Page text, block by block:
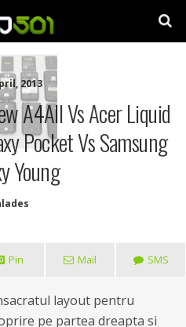
2013
A4All Vs Acer Liquid
Pocket Vs Samsung
Young
Pin Mail SMS
layout pentru
pe partea dreapta si